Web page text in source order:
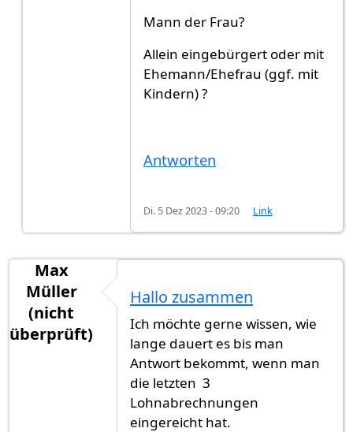
Mann der Frau?
Allein eingebürgert oder mit
Ehemann/Ehefrau (ggf. mit
Kindern) ?
Antworten
Di. 5 Dez 2023 - 09:20 Link
Max
Müller
(nicht
überprüft)
Hallo zusammen
Ich möchte gerne wissen, wie
lange dauert es bis man
Antwort bekommt, wenn man
die letzten 3
Lohnabrechnungen
eingereicht hat.